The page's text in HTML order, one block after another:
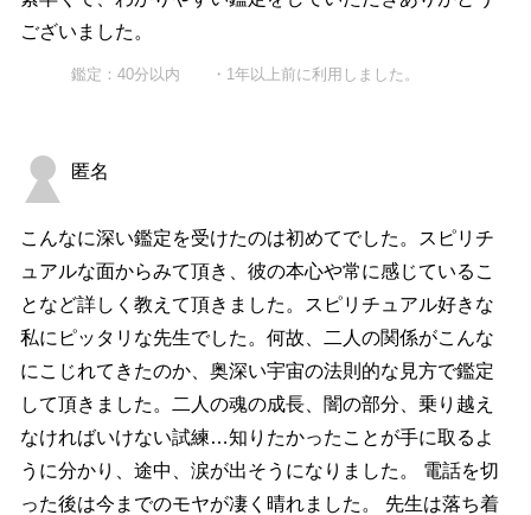
ございました。
鑑定：40分以内 ・1年以上前に利用しました。
匿名
こんなに深い鑑定を受けたのは初めてでした。スピリチ
ュアルな面からみて頂き、彼の本心や常に感じているこ
となど詳しく教えて頂きました。スピリチュアル好きな
私にピッタリな先生でした。何故、二人の関係がこんな
にこじれてきたのか、奥深い宇宙の法則的な見方で鑑定
して頂きました。二人の魂の成長、闇の部分、乗り越え
なければいけない試練…知りたかったことが手に取るよ
うに分かり、途中、涙が出そうになりました。 電話を切
った後は今までのモヤが凄く晴れました。 先生は落ち着